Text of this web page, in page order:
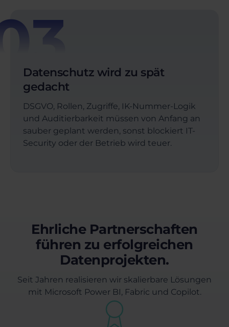
Datenschutz wird zu spät
gedacht
DSGVO, Rollen, Zugriffe, IK-Nummer-Logik
und Auditierbarkeit müssen von Anfang an
sauber geplant werden, sonst blockiert IT-
Security oder der Betrieb wird teuer.
Ehrliche Partnerschaften
führen zu erfolgreichen
Datenprojekten.
Seit Jahren realisieren wir skalierbare Lösungen
mit Microsoft Power BI, Fabric und Copilot.